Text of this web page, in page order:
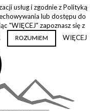
usług i zgodnie z Polityką
lub dostępu do
"WIĘCEJ" zapoznasz się z
ROZUMIEM WIĘCEJ